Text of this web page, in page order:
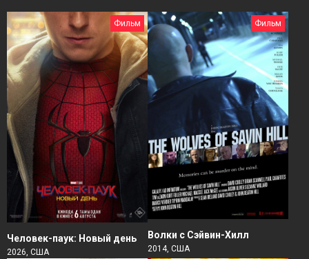
Фильм
Человек-паук: Новый день
2026, США
Фильм
Волки с Сэйвин-Хилл
2014, США